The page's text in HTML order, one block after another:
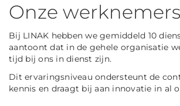
Onze werknemers
Bij LINAK hebben we gemiddeld 10
aantoont dat in de gehele organisatie
tijd bij ons in dienst zijn.
Dit ervaringsniveau ondersteunt de
kennis en draagt bij aan innovatie in al